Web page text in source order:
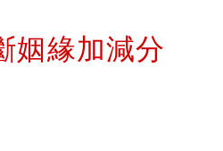
姻緣加減分